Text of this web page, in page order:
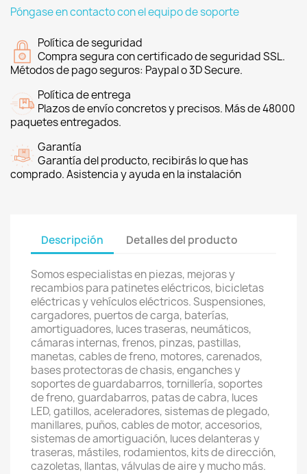
Póngase en contacto con el equipo de soporte
Política de seguridad
Compra segura con certificado de seguridad SSL.
Métodos de pago seguros: Paypal o 3D Secure.
Política de entrega
Plazos de envío concretos y precisos. Más de 48000
paquetes entregados.
Garantía
Garantía del producto, recibirás lo que has
comprado. Asistencia y ayuda en la instalación
Descripción Detalles del producto
Somos especialistas en piezas, mejoras y
recambios para patinetes eléctricos, bicicletas
eléctricas y vehículos eléctricos. Suspensiones,
cargadores, puertos de carga, baterías,
amortiguadores, luces traseras, neumáticos,
cámaras internas, frenos, pinzas, pastillas,
manetas, cables de freno, motores, carenados,
bases protectoras de chasis, enganches y
soportes de guardabarros, tornillería, soportes
de freno, guardabarros, patas de cabra, luces
LED, gatillos, aceleradores, sistemas de plegado,
manillares, puños, cables de motor, accesorios,
sistemas de amortiguación, luces delanteras y
traseras, mástiles, rodamientos, kits de dirección,
cazoletas, llantas, válvulas de aire y mucho más.